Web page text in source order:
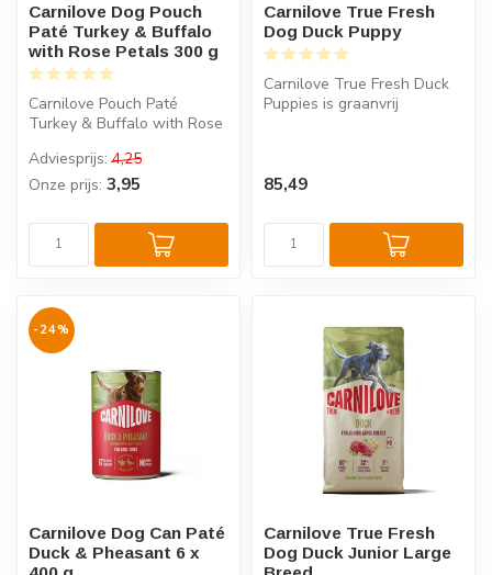
Carnilove Dog Pouch
Paté Turkey & Buffalo
with Rose Petals 300 g
Carnilove Pouch Paté
Turkey & Buffalo with Rose
voor ...
Adviesprijs: 4,25
Onze prijs: 3,95
Carnilove True Fresh
Dog Duck Puppy
Carnilove True Fresh Duck
Puppies is graanvrij
85,49
-24%
Carnilove Dog Can Paté
Duck & Pheasant 6 x
Carnilove True Fresh
Dog Duck Junior Large